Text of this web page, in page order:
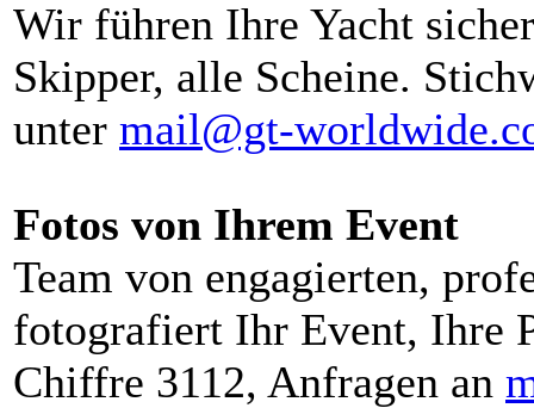
Wir führen Ihre Yacht
Skipper, alle Scheine.
unter mail@gt-
Fotos von Ihrem Event
Team von engagierten,
fotografiert Ihr Event, Ihre
Chiffre 3112, Anfragen an